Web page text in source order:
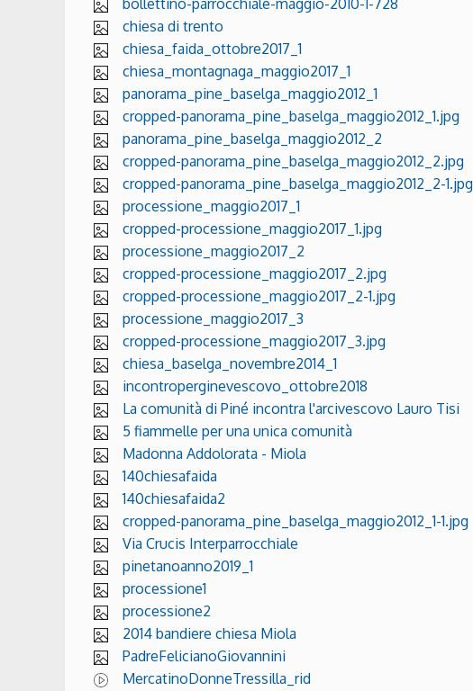
bollettino-parrocchiale-maggio-2010-1-728
chiesa di trento
chiesa_faida_ottobre2017_1
chiesa_montagnaga_maggio2017_1
panorama_pine_baselga_maggio2012_1
cropped-panorama_pine_baselga_maggio2012_1.jpg
panorama_pine_baselga_maggio2012_2
cropped-panorama_pine_baselga_maggio2012_2.jpg
cropped-panorama_pine_baselga_maggio2012_2-1.jpg
processione_maggio2017_1
cropped-processione_maggio2017_1.jpg
processione_maggio2017_2
cropped-processione_maggio2017_2.jpg
cropped-processione_maggio2017_2-1.jpg
processione_maggio2017_3
cropped-processione_maggio2017_3.jpg
chiesa_baselga_novembre2014_1
incontroperginevescovo_ottobre2018
La comunità di Piné incontra l'arcivescovo Lauro Tisi
5 fiammelle per una unica comunità
Madonna Addolorata - Miola
140chiesafaida
140chiesafaida2
cropped-panorama_pine_baselga_maggio2012_1-1.jpg
Via Crucis Interparrocchiale
pinetanoanno2019_1
processione1
processione2
2014 bandiere chiesa Miola
PadreFelicianoGiovannini
MercatinoDonneTressilla_rid